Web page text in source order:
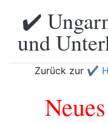
✔️
und
Zurück zur ✔️